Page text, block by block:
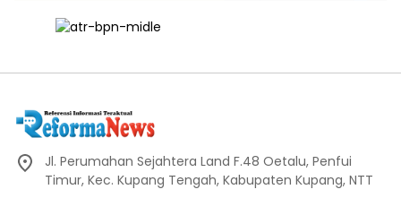
Jl. Perumahan Sejahtera Land F.48 Oetalu, Penfui
Timur, Kec. Kupang Tengah, Kabupaten Kupang, NTT